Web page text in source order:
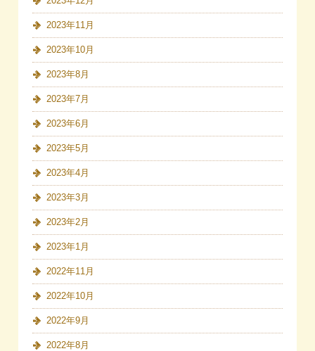
2023年11月
2023年10月
2023年8月
2023年7月
2023年6月
2023年5月
2023年4月
2023年3月
2023年2月
2023年1月
2022年11月
2022年10月
2022年9月
2022年8月